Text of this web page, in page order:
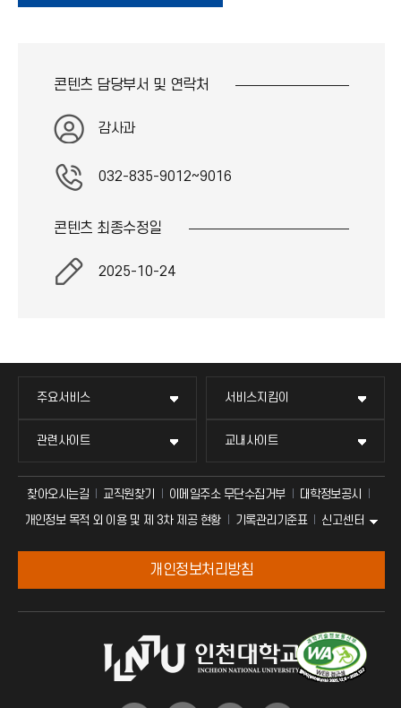
표
콘텐츠 담당부서 및 연락처
감사과
032-835-9012~9016
콘텐츠 최종수정일
2025-10-24
주요서비스 서비스지킴이
관련사이트 교내사이트
찾아오시는길 교직원찾기 이메일주소 무단수집거부
대학정보공시
개인정보 목적 외 이용 및 제 3차 제공 현황
기록관리기준표 신고센터
개인정보처리방침